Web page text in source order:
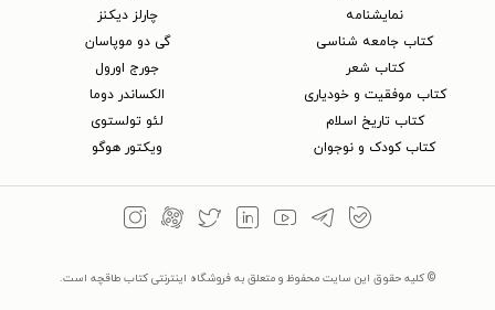
نمایشنامه
کتاب جامعه شناسی
کتاب شعر
کتاب موفقیت و خودیاری
کتاب تاریخ اسلام
کتاب کودک و نوجوان
چارلز دیکنز
گی دو موپاسان
جورج اورول
الکساندر دوما
لئو تولستوی
ویکتور هوگو
© کلیه حقوق این سایت محفوظ و متعلق به فروشگاه اینترنتی کتاب طاقچه است.